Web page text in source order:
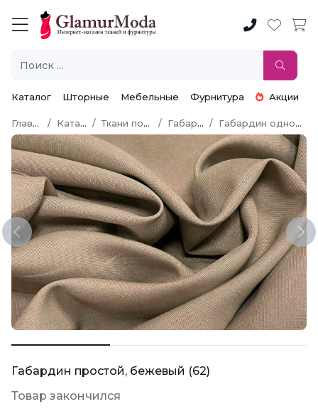
Каталог Шторные Мебельные Фурнитура Акции
Главная Каталог Ткани по типу Габардин Габардин однотонный
Previous
Габардин простой, бежевый (62)
Товар закончился